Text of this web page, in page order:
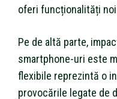
oferi funcționalități
Pe de altă parte,
smartphone-uri este
flexibile reprezintă o
provocările legate de